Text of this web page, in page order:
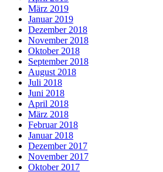
März 2019
Januar 2019
Dezember 2018
November 2018
Oktober 2018
September 2018
August 2018
Juli 2018
Juni 2018
April 2018
März 2018
Februar 2018
Januar 2018
Dezember 2017
November 2017
Oktober 2017